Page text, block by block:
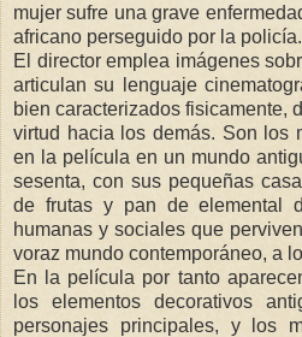
mujer sufre una grave
africano perseguido por la policía.
El director emplea imágenes
articulan su lenguaje
bien caracterizados fisicamente,
virtud hacia los demás. Son los
en la película en un mundo
sesenta, con sus pequeñas
de frutas y pan de elemental
humanas y sociales que
voraz mundo contemporáneo, a
En la película por tanto
los elementos decorativos
personajes principales, y los